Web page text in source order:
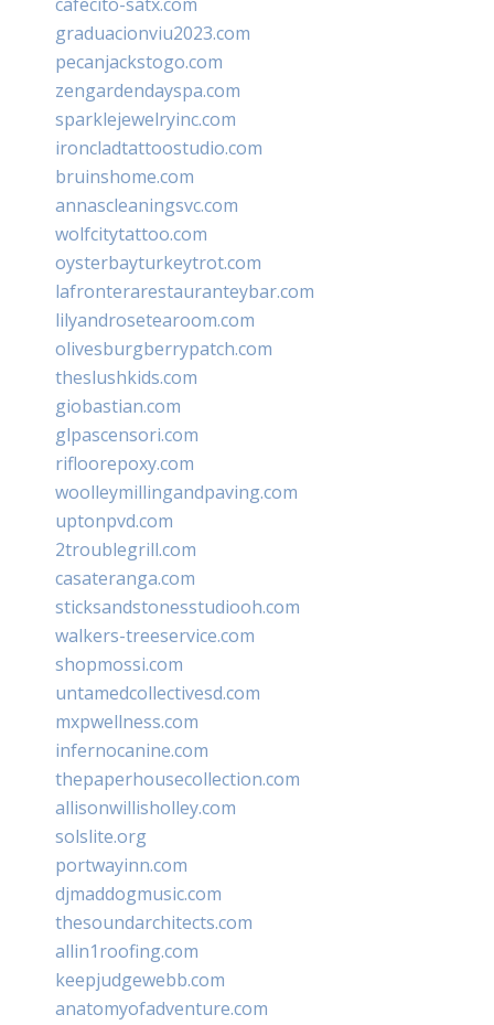
graduacionviu2023.com
pecanjackstogo.com
zengardendayspa.com
sparklejewelryinc.com
ironcladtattoostudio.com
bruinshome.com
annascleaningsvc.com
wolfcitytattoo.com
oysterbayturkeytrot.com
lafronterarestauranteybar.com
lilyandrosetearoom.com
olivesburgberrypatch.com
theslushkids.com
giobastian.com
glpascensori.com
rifloorepoxy.com
woolleymillingandpaving.com
uptonpvd.com
2troublegrill.com
casateranga.com
sticksandstonesstudiooh.com
walkers-treeservice.com
shopmossi.com
untamedcollectivesd.com
mxpwellness.com
infernocanine.com
thepaperhousecollection.com
allisonwillisholley.com
solslite.org
portwayinn.com
djmaddogmusic.com
thesoundarchitects.com
allin1roofing.com
keepjudgewebb.com
anatomyofadventure.com